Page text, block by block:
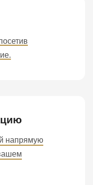
напрямую